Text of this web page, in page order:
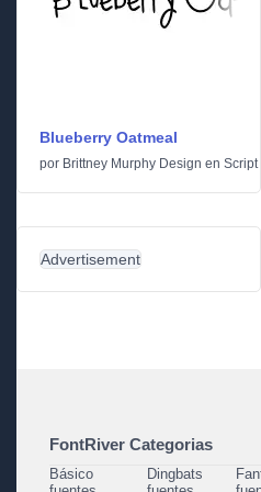
Blueberry Oatmeal
por Brittney Murphy Design en Script
Advertisement
FontRiver Categorias
Básico
Dingbats